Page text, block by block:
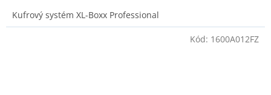
Kufrový systém XL-Boxx Professional
Kód: 1600A012FZ